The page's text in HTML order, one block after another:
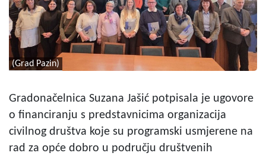
(Grad Pazin)
Gradonačelnica Suzana Jašić potpisala je ugovore
o financiranju s predstavnicima organizacija
civilnog društva koje su programski usmjerene na
rad za opće dobro u području društvenih